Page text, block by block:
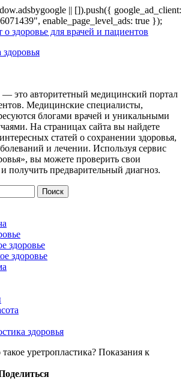
|| []).push({ google_ad_client:
enable_page_level_ads: true });
это авторитетный медицинский портал
Медицинские специалисты,
блогами врачей и уникальными
На страницах сайта вы найдете
статей о сохранении здоровья,
и лечении. Используя сервис
вы можете проверить свои
получить предварительный диагноз.
здоровье
здоровье
здоровья
такое уретропластика? Показания к